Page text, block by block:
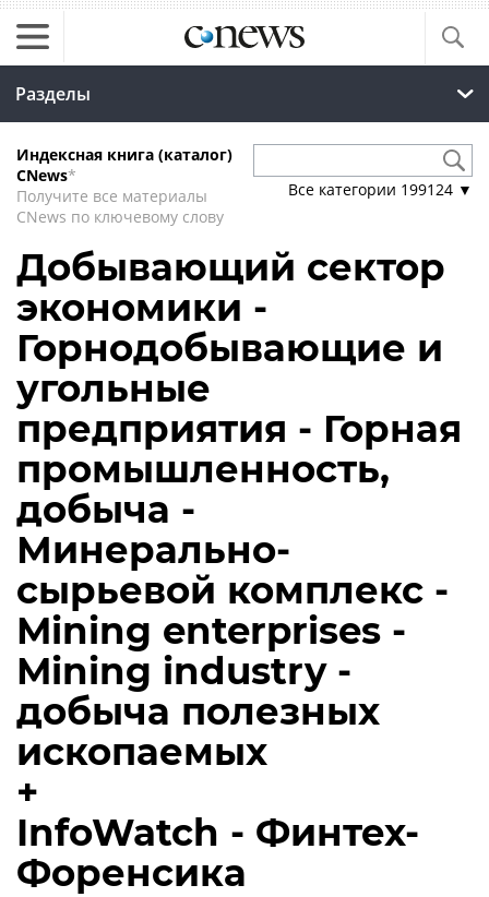
Разделы
Индексная книга (каталог)
CNews*
Получите все материалы
CNews по ключевому слову
Все категории 199124 ▼
Добывающий сектор
экономики -
Горнодобывающие и
угольные
предприятия - Горная
промышленность,
добыча -
Минерально-
сырьевой комплекс -
Mining enterprises -
Mining industry -
добыча полезных
ископаемых
+
InfoWatch - Финтех-
Форенсика